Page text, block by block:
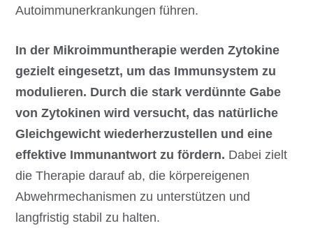
Autoimmunerkrankungen führen.
In der Mikroimmuntherapie werden Zytokine
gezielt eingesetzt, um das Immunsystem zu
modulieren. Durch die stark verdünnte Gabe
von Zytokinen wird versucht, das natürliche
Gleichgewicht wiederherzustellen und eine
effektive Immunantwort zu fördern. Dabei zielt
die Therapie darauf ab, die körpereigenen
Abwehrmechanismen zu unterstützen und
langfristig stabil zu halten.